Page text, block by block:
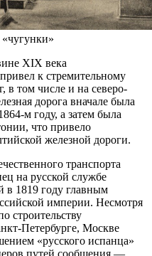
XIX века
к стремительному
в том числе и на северо-
дорога вначале была
м году, а затем была
что привело
железной дороги.
транспорта
на русской службе
в 1819 году главным
империи. Несмотря
строительству
Петербурге, Москве
«русского испанца»
путей сообщения —